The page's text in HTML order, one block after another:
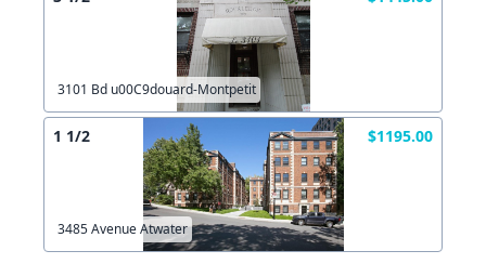
3101 Bd u00C9douard-Montpetit
1 1/2 $1195.00
3485 Avenue Atwater